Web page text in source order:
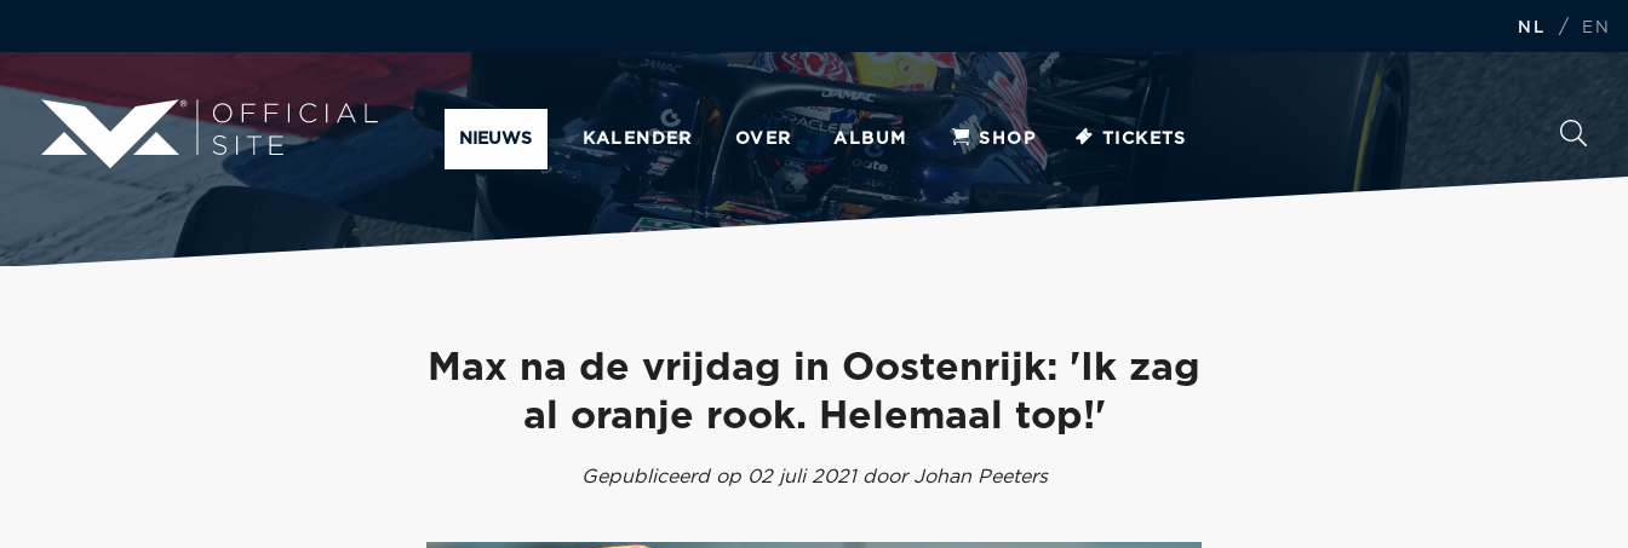
NL / EN
NIEUWS KALENDER OVER ALBUM SHOP TICKETS
Max na de vrijdag in Oostenrijk: 'Ik zag
al oranje rook. Helemaal top!'
Gepubliceerd op 02 juli 2021 door Johan Peeters